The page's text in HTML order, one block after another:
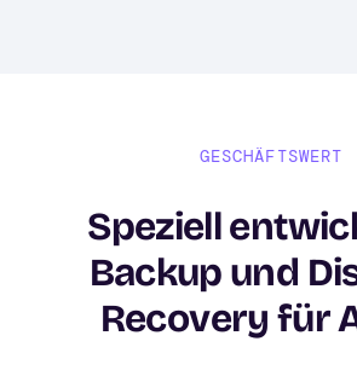
GESCHÄFTSWERT
Speziell
Backup und
Recovery für